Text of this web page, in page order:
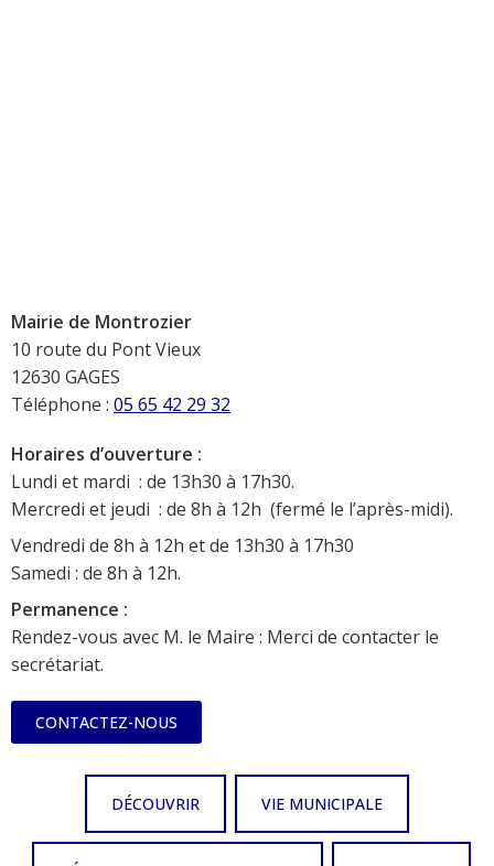
Mairie de Montrozier
10 route du Pont Vieux
12630 GAGES
Téléphone : 05 65 42 29 32
Horaires d’ouverture :
Lundi et mardi : de 13h30 à 17h30.
Mercredi et jeudi : de 8h à 12h (fermé le l’après-midi).
Vendredi de 8h à 12h et de 13h30 à 17h30
Samedi : de 8h à 12h.
Permanence :
Rendez-vous avec M. le Maire : Merci de contacter le
secrétariat.
CONTACTEZ-NOUS
DÉCOUVRIR VIE MUNICIPALE